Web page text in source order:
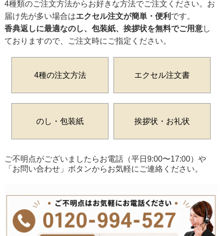
4種類のご注文方法からお好きな方法でご注文ください。お
届け先が多い場合はエクセル注文が簡単・便利 です。
香典返しに最適なのし、包装紙、挨拶状を無料でご用意し
ておりますので、ご注文時にご指定ください。
4種の注文方法 エクセル注文書
のし・包装紙 挨拶状・お礼状
ご不明点がございましたらお電話（平日9:00〜17:00）や
「お問い合わせ」ボタンからお気軽にご連絡ください。